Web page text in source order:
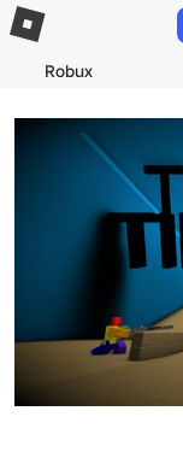
Robux